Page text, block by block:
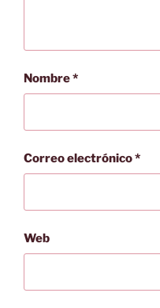
Nombre*
Correo electrónico*
Web